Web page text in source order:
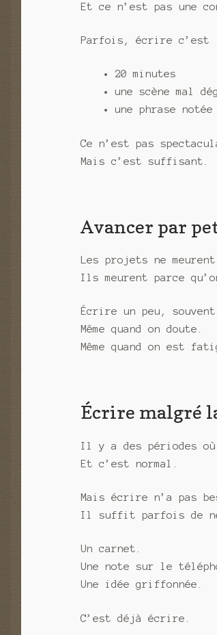
Et ce n’est pas une
Parfois, écrire c’est
20 minutes
une scène mal
une phrase
Ce n’est pas
Mais c’est suffisant.
Avancer par
Les projets ne
Ils meurent parce
Écrire un peu,
Même quand on doute.
Même quand on est
Écrire malgré
Il y a des périodes
Et c’est normal.
Mais écrire n’a pas
Il suffit parfois de ne
Un carnet.
Une note sur le
Une idée griffonnée.
C’est déjà écrire.